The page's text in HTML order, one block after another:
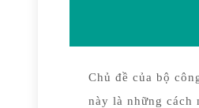
Chủ đề của bộ
này là những cách